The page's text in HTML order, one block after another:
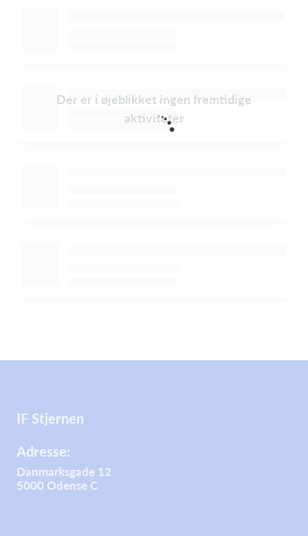
Der er i øjeblikket ingen fremtidige
aktiviteter
IF Stjernen
Adresse:
Danmarksgade 12
5000 Odense C